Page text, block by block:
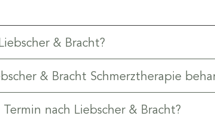
& Bracht?
& Bracht Schmerztherapie
nach Liebscher & Bracht?